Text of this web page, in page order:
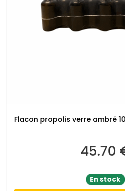
Flacon propolis verre ambré
45.70
En stock